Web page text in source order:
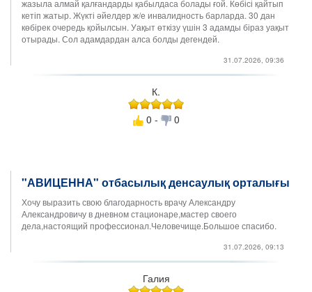
жазыла алмай қалғандарды қабылдаса болады ғой. Көбісі қайтып
кетіп жатыр. Жүкті әйелдер ж/е инвалидность барларда. 30 дан
көбірек очередь қойылсын. Уақыт өткізу үшін 3 адамды біраз уақыт
отырады. Сол адамдардан алса болды дегендей.
31.07.2026, 09:36
К.
0 -
0
"АВИЦЕННА" отбасылық денсаулық орталығы
Хочу выразить свою благодарность врачу Александру
Александровичу в дневном стационаре,мастер своего
дела,настоящий профессионал.Человечище.Большое спасибо.
31.07.2026, 09:13
Галия